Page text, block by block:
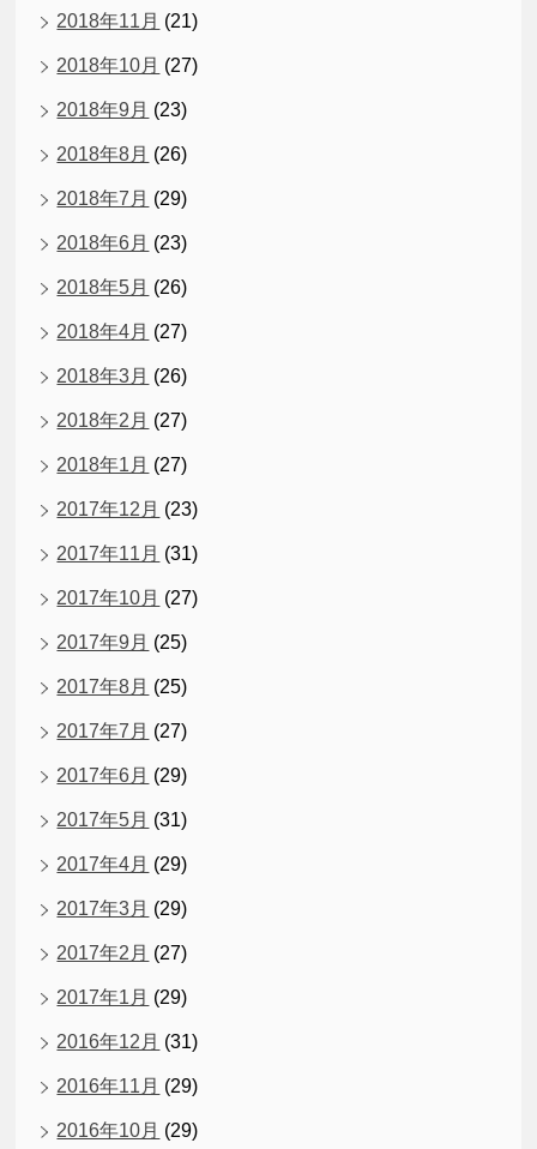
2018年11月 (21)
2018年10月 (27)
2018年9月 (23)
2018年8月 (26)
2018年7月 (29)
2018年6月 (23)
2018年5月 (26)
2018年4月 (27)
2018年3月 (26)
2018年2月 (27)
2018年1月 (27)
2017年12月 (23)
2017年11月 (31)
2017年10月 (27)
2017年9月 (25)
2017年8月 (25)
2017年7月 (27)
2017年6月 (29)
2017年5月 (31)
2017年4月 (29)
2017年3月 (29)
2017年2月 (27)
2017年1月 (29)
2016年12月 (31)
2016年11月 (29)
2016年10月 (29)